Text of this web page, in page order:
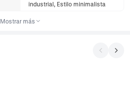
industrial, Estilo minimalista
Mostrar más